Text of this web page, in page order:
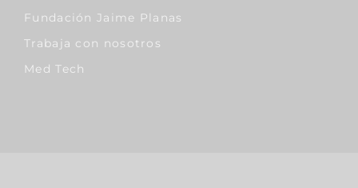
Fundación Jaime Planas
Trabaja con nosotros
Med Tech